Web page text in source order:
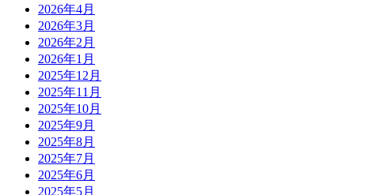
2026年4月
2026年3月
2026年2月
2026年1月
2025年12月
2025年11月
2025年10月
2025年9月
2025年8月
2025年7月
2025年6月
2025年5月